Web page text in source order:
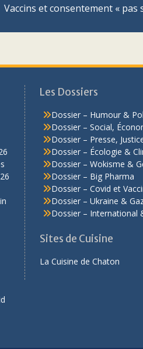
Vaccins et consentement « pas
Les Dossiers
Dossier – Humour &
Dossier – Social,
Dossier – Presse,
Dossier – Écologie &
Dossier – Wokisme &
Dossier – Big Pharma
Dossier – Covid et
Dossier – Ukraine &
Dossier – International
Sites de Cuisine
La Cuisine de Chaton